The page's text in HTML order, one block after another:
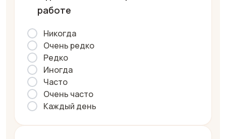
работе
Никогда
Очень редко
Редко
Иногда
Часто
Очень часто
Каждый день